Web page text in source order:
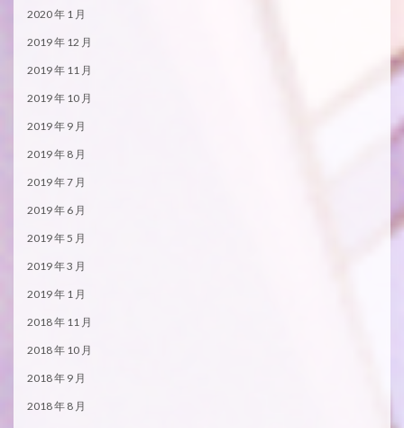
2020 年 1 月
2019 年 12 月
2019 年 11 月
2019 年 10 月
2019 年 9 月
2019 年 8 月
2019 年 7 月
2019 年 6 月
2019 年 5 月
2019 年 3 月
2019 年 1 月
2018 年 11 月
2018 年 10 月
2018 年 9 月
2018 年 8 月